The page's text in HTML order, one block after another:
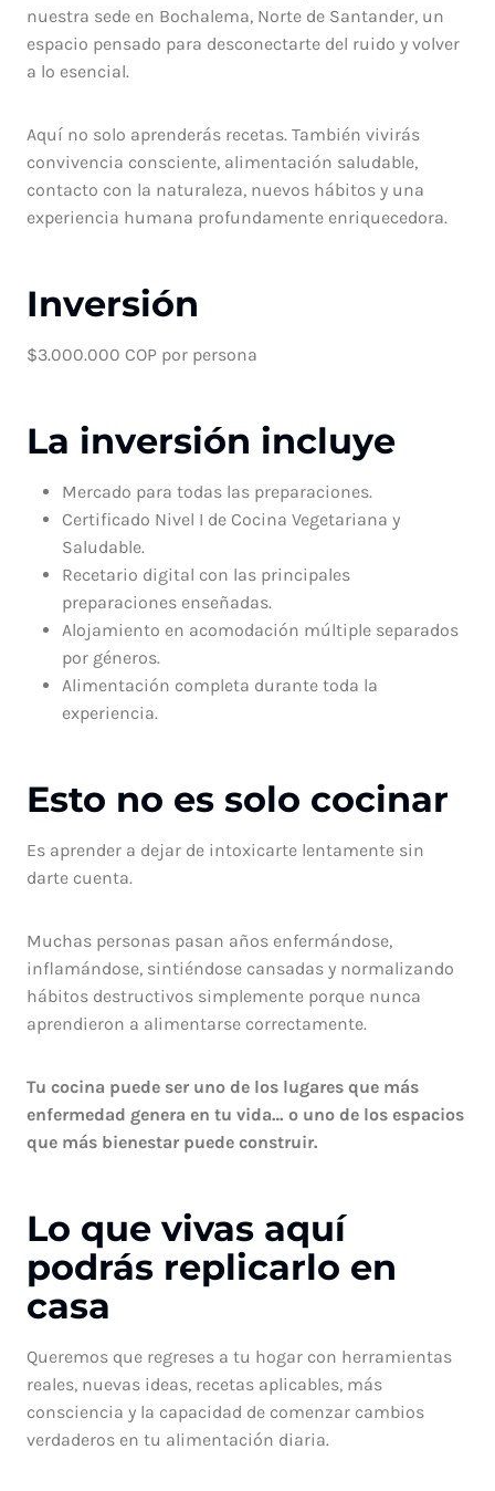
nuestra sede en Bochalema, Norte de Santander, un
espacio pensado para desconectarte del ruido y volver
a lo esencial.
Aquí no solo aprenderás recetas. También vivirás
convivencia consciente, alimentación saludable,
contacto con la naturaleza, nuevos hábitos y una
experiencia humana profundamente enriquecedora.
Inversión
$3.000.000 COP por persona
La inversión incluye
Mercado para todas las preparaciones.
Certificado Nivel I de Cocina Vegetariana y
Saludable.
Recetario digital con las principales
preparaciones enseñadas.
Alojamiento en acomodación múltiple separados
por géneros.
Alimentación completa durante toda la
experiencia.
Esto no es solo cocinar
Es aprender a dejar de intoxicarte lentamente sin
darte cuenta.
Muchas personas pasan años enfermándose,
inflamándose, sintiéndose cansadas y normalizando
hábitos destructivos simplemente porque nunca
aprendieron a alimentarse correctamente.
Tu cocina puede ser uno de los lugares que más
enfermedad genera en tu vida… o uno de los espacios
que más bienestar puede construir.
Lo que vivas aquí
podrás replicarlo en
casa
Queremos que regreses a tu hogar con herramientas
reales, nuevas ideas, recetas aplicables, más
consciencia y la capacidad de comenzar cambios
verdaderos en tu alimentación diaria.